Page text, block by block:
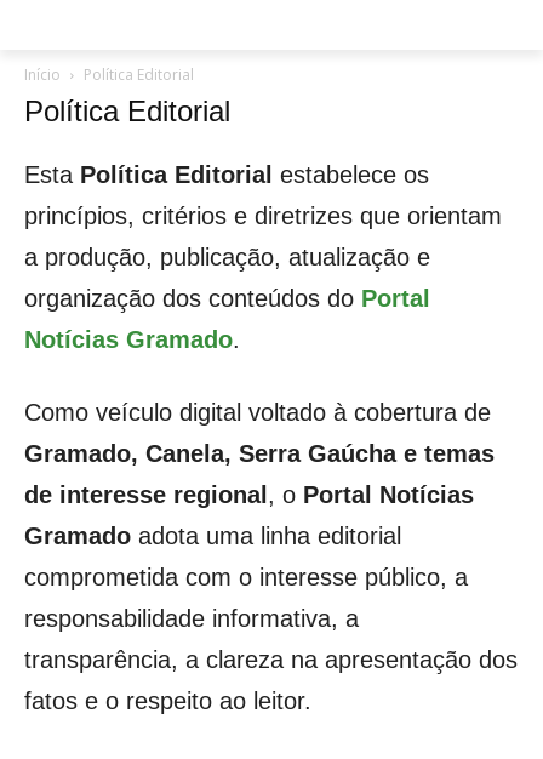
Início Política Editorial
Política Editorial
Esta Política Editorial estabelece os
princípios, critérios e diretrizes que orientam
a produção, publicação, atualização e
organização dos conteúdos do Portal
Notícias Gramado.
Como veículo digital voltado à cobertura de
Gramado, Canela, Serra Gaúcha e temas
de interesse regional , o Portal Notícias
Gramado adota uma linha editorial
comprometida com o interesse público, a
responsabilidade informativa, a
transparência, a clareza na apresentação dos
fatos e o respeito ao leitor.